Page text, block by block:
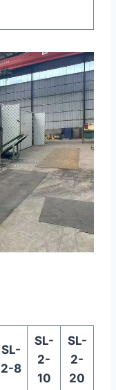
SL-
2-8
SL-
2-
10
SL-
2-
20